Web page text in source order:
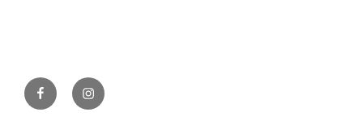
FacebookInstagram